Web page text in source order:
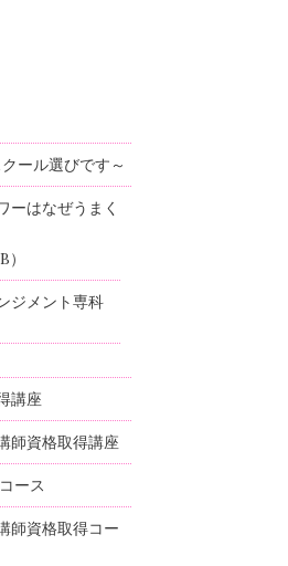
ール選びです～
はなぜうまく
ジメント専科
講座
師資格取得講座
ース
師資格取得コー